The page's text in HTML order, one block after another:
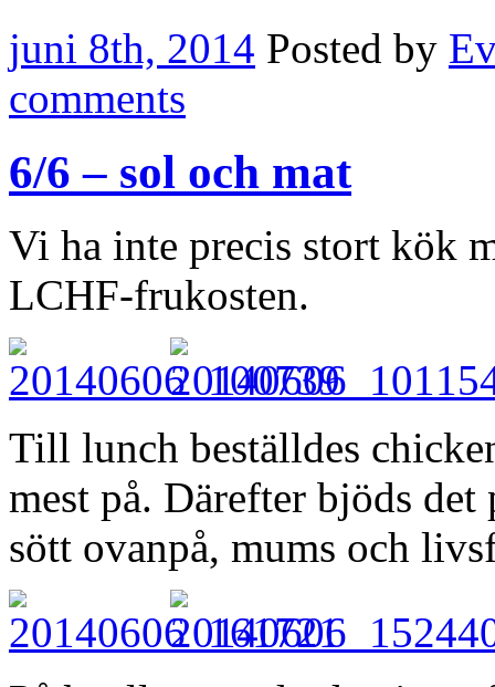
juni 8th, 2014 Posted by
comments
6/6 – sol och mat
Vi ha inte precis stort kök
LCHF-frukosten.
Till lunch beställdes
mest på. Därefter bjöds
sött ovanpå, mums och